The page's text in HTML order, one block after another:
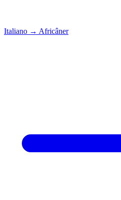
Italiano → Africâner